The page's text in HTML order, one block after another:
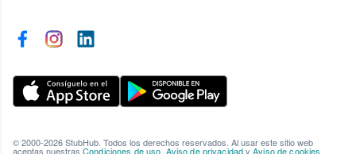
© 2000-2026 StubHub. Todos los derechos reservados. Al usar este sitio web
aceptas nuestras Condiciones de uso Aviso de privacidadyAviso de cookies